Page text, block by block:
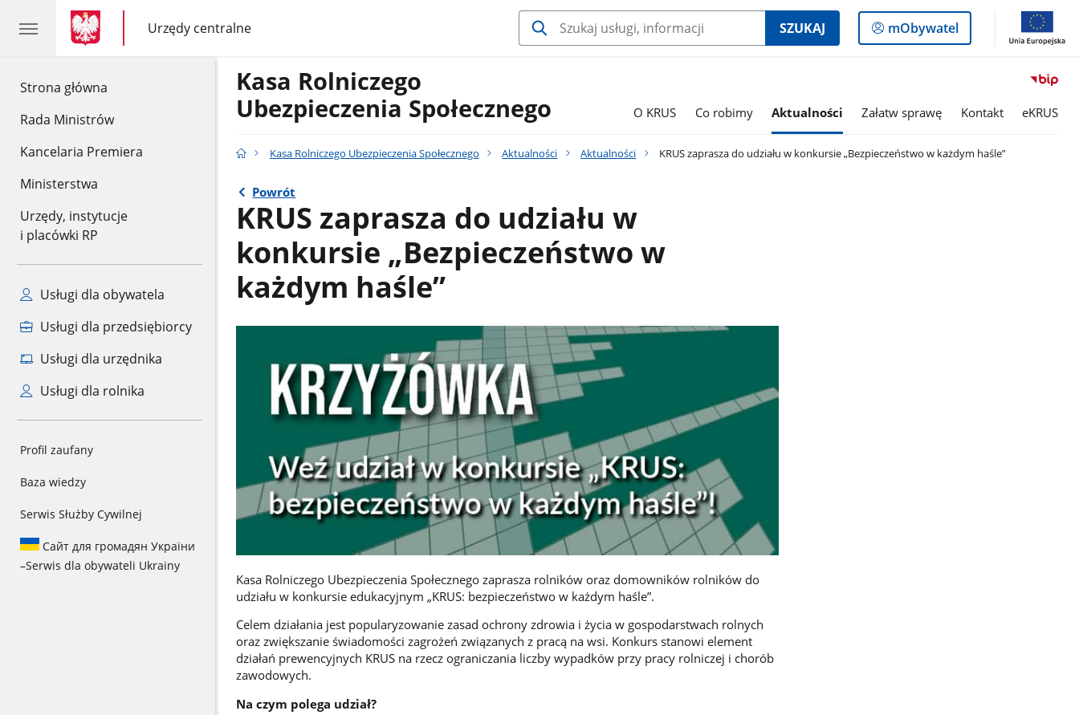
Strona główna
Rada Ministrów
Kancelaria Premiera
Ministerstwa
Urzędy, instytucje
i placówki RP
Usługi dla obywatela
Usługi dla przedsiębiorcy
Usługi dla urzędnika
Usługi dla rolnika
Profil zaufany
Baza wiedzy
Serwis Służby Cywilnej
Сайт для громадян України
–Serwis dla obywateli Ukrainy
gov.pl
gov.pl
Urzędy centralne
gov.pl
Urzędy
centralne
SZUKAJ
Logowanie
do
mObywatel
Kasa Rolniczego
Ubezpieczenia Społecznego
O KRUS Co robimy Aktualności Załatw sprawę Kontakt eKRUS
Kasa Rolniczego Ubezpieczenia Społecznego Aktualności Aktualności KRUS zaprasza do udziału w konkursie „Bezpieczeństwo w każdym haśle”
Powrót
KRUS zaprasza do udziału w
konkursie „Bezpieczeństwo w
każdym haśle”
Kasa Rolniczego Ubezpieczenia Społecznego zaprasza rolników oraz domowników rolników do
udziału w konkursie edukacyjnym „KRUS: bezpieczeństwo w każdym haśle”.
Celem działania jest popularyzowanie zasad ochrony zdrowia i życia w gospodarstwach rolnych
oraz zwiększanie świadomości zagrożeń związanych z pracą na wsi. Konkurs stanowi element
działań prewencyjnych KRUS na rzecz ograniczania liczby wypadków przy pracy rolniczej i chorób
zawodowych.
Na czym polega udział?